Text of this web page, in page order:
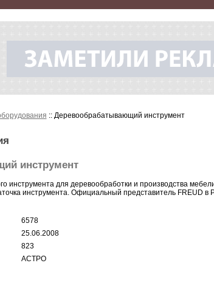
:: Деревообрабатывающий инструмент
инструмент
инструмента для деревообработки и производства
инструмента. Официальный представитель FREUD в
6578
25.06.2008
823
АСТРО